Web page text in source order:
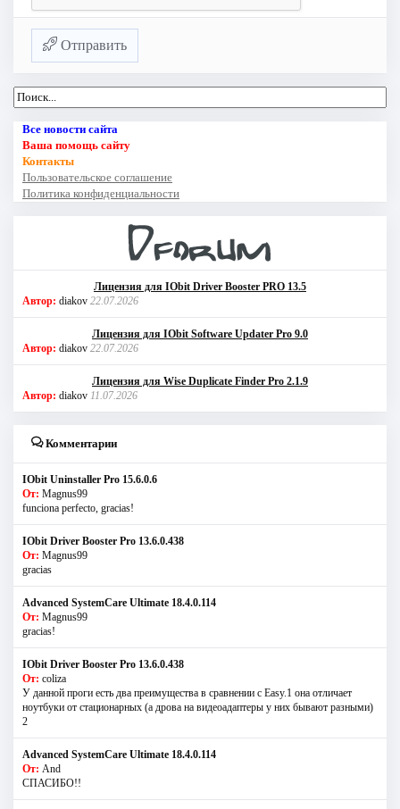
Отправить
Все новости сайта
Ваша помощь сайту
Контакты
Пользовательское соглашение
Политика конфиденциальности
Лицензия для IObit Driver Booster PRO 13.5
Автор: diakov 22.07.2026
Лицензия для IObit Software Updater Pro 9.0
Автор: diakov 22.07.2026
Лицензия для Wise Duplicate Finder Pro 2.1.9
Автор: diakov 11.07.2026
Комментарии
IObit Uninstaller Pro 15.6.0.6
От: Magnus99
funciona perfecto, gracias!
IObit Driver Booster Pro 13.6.0.438
От: Magnus99
gracias
Advanced SystemCare Ultimate 18.4.0.114
От: Magnus99
gracias!
IObit Driver Booster Pro 13.6.0.438
От: coliza
У данной проги есть два преимущества в сравнении с Easy.1 она отличает
ноутбуки от стационарных (а дрова на видеоадаптеры у них бывают разными)
2
Advanced SystemCare Ultimate 18.4.0.114
От: And
СПАСИБО!!